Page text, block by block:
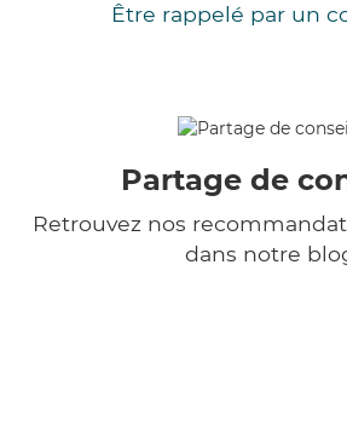
Être rappelé par un
Partage de
Retrouvez nos
dans notre